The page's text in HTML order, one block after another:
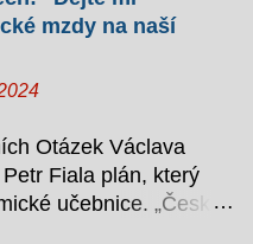
mzdy na naší
Otázek Václava
Fiala plán, který
učebnice. „Česká